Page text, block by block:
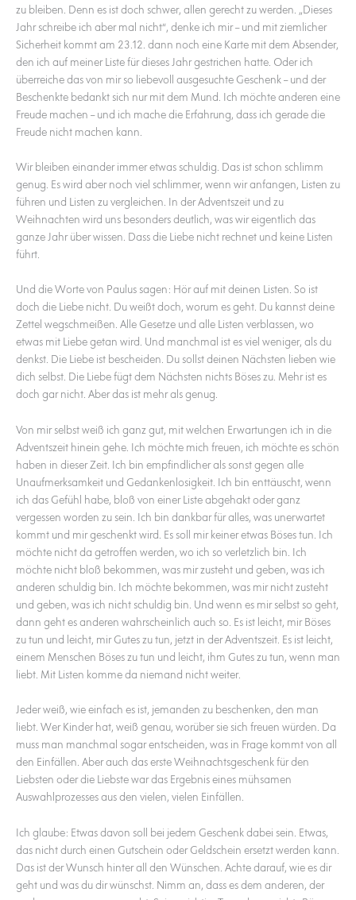
zu bleiben. Denn es ist doch schwer, allen gerecht zu werden. „Dieses
Jahr schreibe ich aber mal nicht“, denke ich mir – und mit ziemlicher
Sicherheit kommt am 23.12. dann noch eine Karte mit dem Absender,
den ich auf meiner Liste für dieses Jahr gestrichen hatte. Oder ich
überreiche das von mir so liebevoll ausgesuchte Geschenk – und der
Beschenkte bedankt sich nur mit dem Mund. Ich möchte anderen eine
Freude machen – und ich mache die Erfahrung, dass ich gerade die
Freude nicht machen kann.
Wir bleiben einander immer etwas schuldig. Das ist schon schlimm
genug. Es wird aber noch viel schlimmer, wenn wir anfangen, Listen zu
führen und Listen zu vergleichen. In der Adventszeit und zu
Weihnachten wird uns besonders deutlich, was wir eigentlich das
ganze Jahr über wissen. Dass die Liebe nicht rechnet und keine Listen
führt.
Und die Worte von Paulus sagen: Hör auf mit deinen Listen. So ist
doch die Liebe nicht. Du weißt doch, worum es geht. Du kannst deine
Zettel wegschmeißen. Alle Gesetze und alle Listen verblassen, wo
etwas mit Liebe getan wird. Und manchmal ist es viel weniger, als du
denkst. Die Liebe ist bescheiden. Du sollst deinen Nächsten lieben wie
dich selbst. Die Liebe fügt dem Nächsten nichts Böses zu. Mehr ist es
doch gar nicht. Aber das ist mehr als genug.
Von mir selbst weiß ich ganz gut, mit welchen Erwartungen ich in die
Adventszeit hinein gehe. Ich möchte mich freuen, ich möchte es schön
haben in dieser Zeit. Ich bin empfindlicher als sonst gegen alle
Unaufmerksamkeit und Gedankenlosigkeit. Ich bin enttäuscht, wenn
ich das Gefühl habe, bloß von einer Liste abgehakt oder ganz
vergessen worden zu sein. Ich bin dankbar für alles, was unerwartet
kommt und mir geschenkt wird. Es soll mir keiner etwas Böses tun. Ich
möchte nicht da getroffen werden, wo ich so verletzlich bin. Ich
möchte nicht bloß bekommen, was mir zusteht und geben, was ich
anderen schuldig bin. Ich möchte bekommen, was mir nicht zusteht
und geben, was ich nicht schuldig bin. Und wenn es mir selbst so geht,
dann geht es anderen wahrscheinlich auch so. Es ist leicht, mir Böses
zu tun und leicht, mir Gutes zu tun, jetzt in der Adventszeit. Es ist leicht,
einem Menschen Böses zu tun und leicht, ihm Gutes zu tun, wenn man
liebt. Mit Listen komme da niemand nicht weiter.
Jeder weiß, wie einfach es ist, jemanden zu beschenken, den man
liebt. Wer Kinder hat, weiß genau, worüber sie sich freuen würden. Da
muss man manchmal sogar entscheiden, was in Frage kommt von all
den Einfällen. Aber auch das erste Weihnachtsgeschenk für den
Liebsten oder die Liebste war das Ergebnis eines mühsamen
Auswahlprozesses aus den vielen, vielen Einfällen.
Ich glaube: Etwas davon soll bei jedem Geschenk dabei sein. Etwas,
das nicht durch einen Gutschein oder Geldschein ersetzt werden kann.
Das ist der Wunsch hinter all den Wünschen. Achte darauf, wie es dir
geht und was du dir wünschst. Nimm an, dass es dem anderen, der